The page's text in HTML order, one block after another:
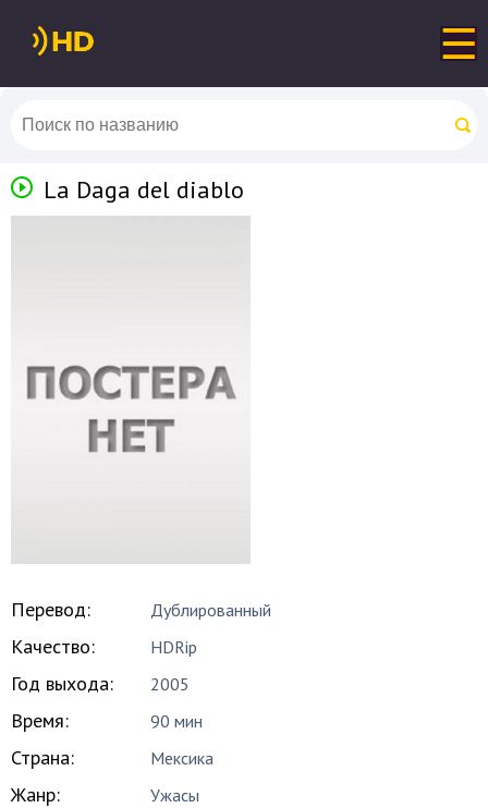
La Daga del diablo
Перевод: Дублированный
Качество: HDRip
Год выхода: 2005
Время: 90 мин
Страна: Мексика
Жанр: Ужасы